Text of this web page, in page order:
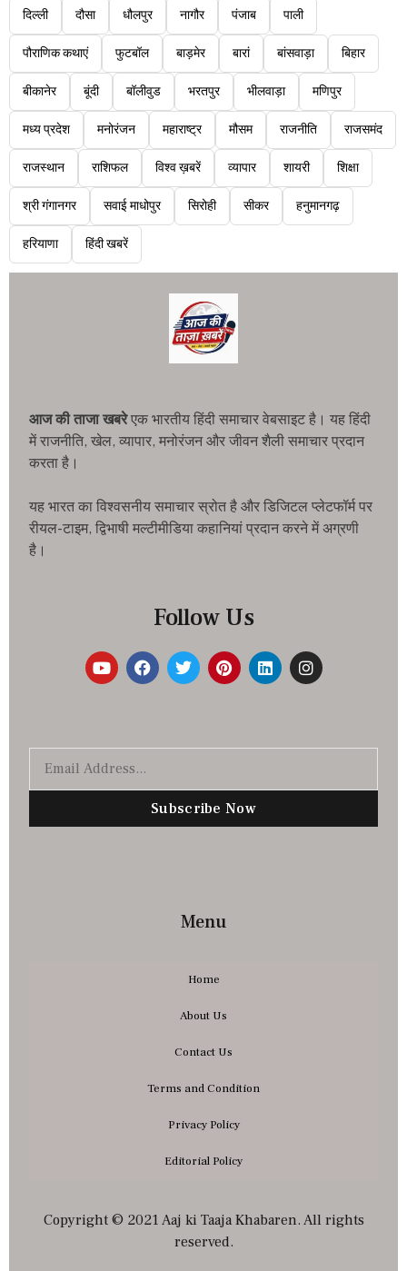
दिल्ली दौसा धौलपुर नागौर पंजाब पाली
पौराणिक कथाएं फुटबॉल बाड़मेर बारां बांसवाड़ा बिहार
बीकानेर बूंदी बॉलीवुड भरतपुर भीलवाड़ा मणिपुर
मध्य प्रदेश मनोरंजन महाराष्ट्र मौसम राजनीति राजसमंद
राजस्थान राशिफल विश्व ख़बरें व्यापार शायरी शिक्षा
श्री गंगानगर सवाई माधोपुर सिरोही सीकर हनुमानगढ़
हरियाणा हिंदी खबरें
आज की ताजा खबरेएक भारतीय हिंदी समाचार वेबसाइट है। यह हिंदी
में राजनीति, खेल, व्यापार, मनोरंजन और जीवन शैली समाचार प्रदान
करता है।
यह भारत का विश्वसनीय समाचार स्रोत है और डिजिटल प्लेटफॉर्म पर
रीयल-टाइम, द्विभाषी मल्टीमीडिया कहानियां प्रदान करने में अग्रणी
है।
Follow Us
Subscribe Now
Menu
Home
About Us
Contact Us
Terms and Condition
Privacy Policy
Editorial Policy
Copyright © 2021 Aaj ki Taaja Khabaren. All rights
reserved.